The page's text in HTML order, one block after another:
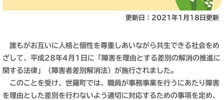
更新日：2021年1月18日更新
誰もがお互いに人格と個性を尊重しあいながら共生できる社会をめ
ざして、平成28年4月1日に「障害を理由とする差別の解消の推進に
関する法律」（障害者差別解消法）が施行されました。
このことを受け、世羅町では、職員が事務事業を行うにあたり障害
を理由とした差別を行わないよう適切に対応するための事項を定め、